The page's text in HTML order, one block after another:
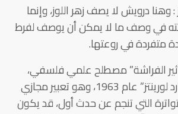
وهنا درويش لا يصف زهر اللوز، وإنما
في وصف ما لا يمكن أن يوصف لفرط
متفردة في روعتها.
الفراشة” مصطلح علمي فلسفي،
ابتكره العالم “إدوارد لورينتز” عام 1963، وهو تعبير مجازي
التي تنجم عن حدث أول، قد يكون